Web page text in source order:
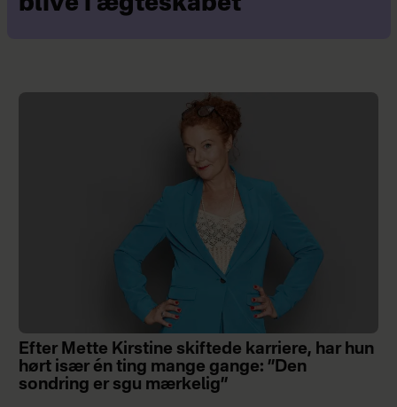
Efter Mette Kirstine skiftede karriere, har hun
hørt især én ting mange gange: ”Den
sondring er sgu mærkelig”